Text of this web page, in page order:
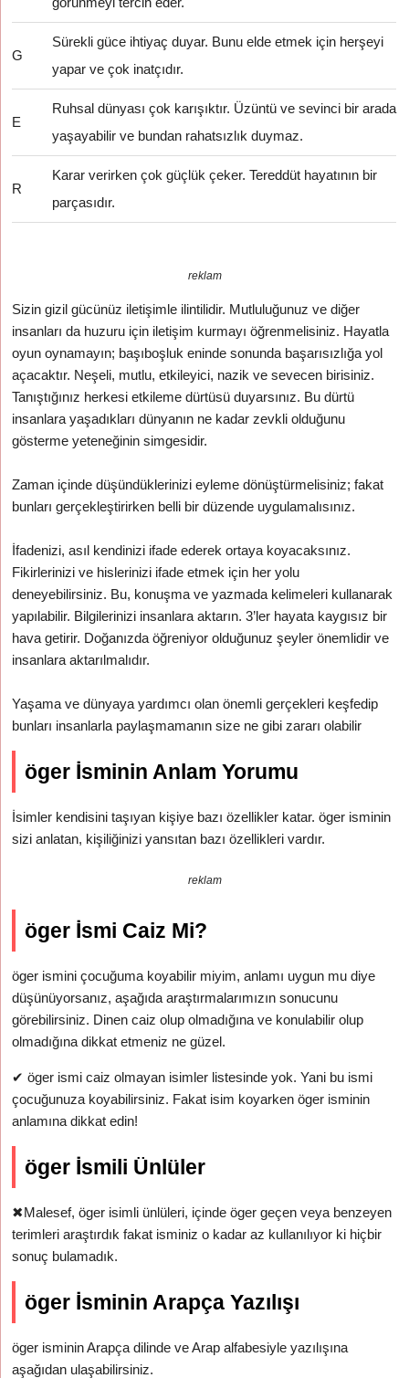
G
Sürekli güce ihtiyaç duyar. Bunu elde etmek için herşeyi
yapar ve çok inatçıdır.
E
Ruhsal dünyası çok karışıktır. Üzüntü ve sevinci bir arada
yaşayabilir ve bundan rahatsızlık duymaz.
R
Karar verirken çok güçlük çeker. Tereddüt hayatının bir
parçasıdır.
reklam
Sizin gizil gücünüz iletişimle ilintilidir. Mutluluğunuz ve diğer
insanları da huzuru için iletişim kurmayı öğrenmelisiniz. Hayatla
oyun oynamayın; başıboşluk eninde sonunda başarısızlığa yol
açacaktır. Neşeli, mutlu, etkileyici, nazik ve sevecen birisiniz.
Tanıştığınız herkesi etkileme dürtüsü duyarsınız. Bu dürtü
insanlara yaşadıkları dünyanın ne kadar zevkli olduğunu
gösterme yeteneğinin simgesidir.
Zaman içinde düşündüklerinizi eyleme dönüştürmelisiniz; fakat
bunları gerçekleştirirken belli bir düzende uygulamalısınız.
İfadenizi, asıl kendinizi ifade ederek ortaya koyacaksınız.
Fikirlerinizi ve hislerinizi ifade etmek için her yolu
deneyebilirsiniz. Bu, konuşma ve yazmada kelimeleri kullanarak
yapılabilir. Bilgilerinizi insanlara aktarın. 3’ler hayata kaygısız bir
hava getirir. Doğanızda öğreniyor olduğunuz şeyler önemlidir ve
insanlara aktarılmalıdır.
Yaşama ve dünyaya yardımcı olan önemli gerçekleri keşfedip
bunları insanlarla paylaşmamanın size ne gibi zararı olabilir
öger İsminin Anlam Yorumu
İsimler kendisini taşıyan kişiye bazı özellikler katar. öger isminin
sizi anlatan, kişiliğinizi yansıtan bazı özellikleri vardır.
reklam
öger İsmi Caiz Mi?
öger ismini çocuğuma koyabilir miyim, anlamı uygun mu diye
düşünüyorsanız, aşağıda araştırmalarımızın sonucunu
görebilirsiniz. Dinen caiz olup olmadığına ve konulabilir olup
olmadığına dikkat etmeniz ne güzel.
✔ öger ismi caiz olmayan isimler listesinde yok. Yani bu ismi
çocuğunuza koyabilirsiniz. Fakat isim koyarken öger isminin
anlamına dikkat edin!
öger İsmili Ünlüler
✖Malesef, öger isimli ünlüleri, içinde öger geçen veya benzeyen
terimleri araştırdık fakat isminiz o kadar az kullanılıyor ki hiçbir
sonuç bulamadık.
öger İsminin Arapça Yazılışı
öger isminin Arapça dilinde ve Arap alfabesiyle yazılışına
aşağıdan ulaşabilirsiniz.